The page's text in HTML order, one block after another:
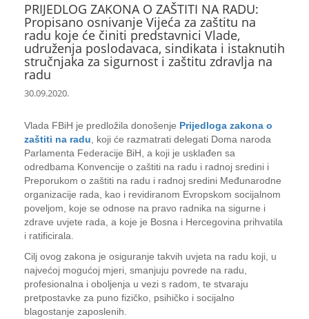
PRIJEDLOG ZAKONA O ZAŠTITI NA RADU:
Propisano osnivanje Vijeća za zaštitu na
radu koje će činiti predstavnici Vlade,
udruženja poslodavaca, sindikata i istaknutih
stručnjaka za sigurnost i zaštitu zdravlja na
radu
30.09.2020.
Vlada FBiH je predložila donošenje Prijedloga zakona o
zaštiti na radu , koji će razmatrati delegati Doma naroda
Parlamenta Federacije BiH, a koji je usklađen sa
odredbama Konvencije o zaštiti na radu i radnoj sredini i
Preporukom o zaštiti na radu i radnoj sredini Međunarodne
organizacije rada, kao i revidiranom Evropskom socijalnom
poveljom, koje se odnose na pravo radnika na sigurne i
zdrave uvjete rada, a koje je Bosna i Hercegovina prihvatila
i ratificirala.
Cilj ovog zakona je osiguranje takvih uvjeta na radu koji, u
najvećoj mogućoj mjeri, smanjuju povrede na radu,
profesionalna i oboljenja u vezi s radom, te stvaraju
pretpostavke za puno fizičko, psihičko i socijalno
blagostanje zaposlenih.